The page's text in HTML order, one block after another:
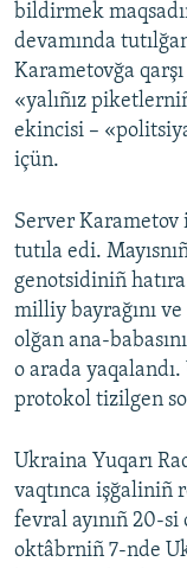
bildirmek
devamında
Karametovğa qarşı
«yalıñız
ekincisi –
içün.
Server Karametov
tutıla edi.
genotsidiniñ
milliy bayrağını
olğan ana-
o arada
protokol tizilgen
Ukraina Yuqarı
vaqtınca işğaliniñ
fevral ayınıñ 20-
oktâbrniñ 7-nde